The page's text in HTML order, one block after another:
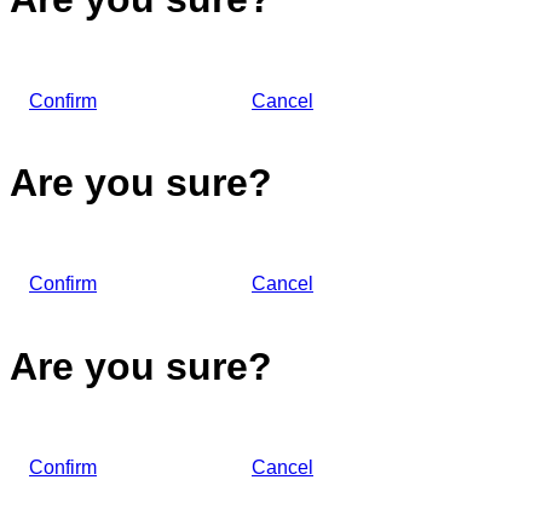
Confirm Cancel
Are you sure?
Confirm Cancel
Are you sure?
Confirm Cancel